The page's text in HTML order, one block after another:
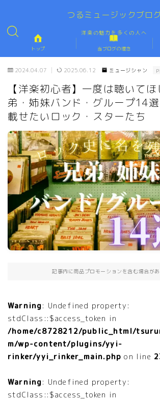
つるミュージックブロ
洋楽の魅力を多くの人へ
MENU
トップ TOP
当ブログの理念 PROFILE
トップ 当ブログの理念
2024.04.07 2025.06.12 ミュージシャン
【洋楽初心者】一度は聴いて
弟・姉妹バンド・グループ14
載せたいロック・スターたち
記事内に商品プロモーションを含む場合が
Warning: Undefined property:
stdClass::$access_token in
/home/c8728212/public_html/
m/wp-content/plugins/yyi-
rinker/yyi_rinker_main.php on line
Warning: Undefined property:
stdClass::$access_token in